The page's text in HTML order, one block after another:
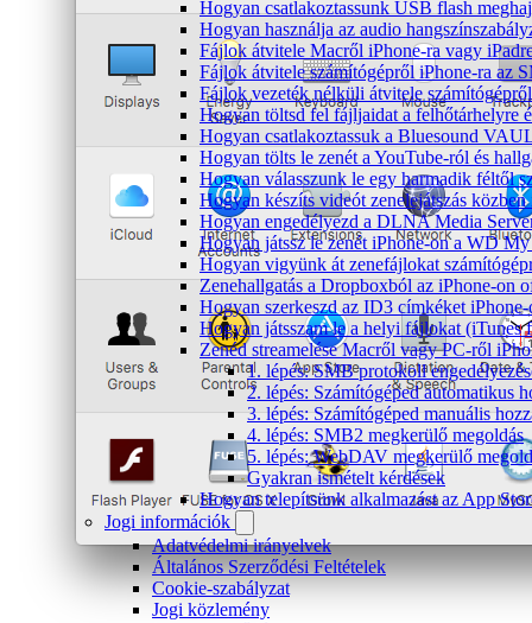
Hogyan csatlakoztassunk USB flash
Hogyan használja az audio
Fájlok átvitele Macről iPhone-ra vagy
Fájlok átvitele számítógépről iPhone-ra az
Fájlok vezeték nélküli átvitele
Hogyan töltsd fel fájljaidat a felhőtárhelyre
Hogyan csatlakoztassuk a Bluesound
Hogyan tölts le zenét a YouTube-ról és
Hogyan válasszunk le egy harmadik féltől
Hogyan készíts videót zenelejátszás közben
Hogyan engedélyezd a DLNA Media
Hogyan játssz le zenét iPhone-on a WD
Hogyan vigyünk át zenefájlokat
Zenehallgatás a Dropboxból az iPhone-on
Hogyan szerkeszd az ID3 címkéket
Hogyan játsszam le a helyi fájlokat (iTunes
Zenéd streamelése Macről vagy PC-ről
1. lépés: SMB protokoll
2. lépés: Számítógéped automatikus
3. lépés: Számítógéped manuális
4. lépés: SMB2 megkerülő megoldás
5. lépés: WebDAV megkerülő
Gyakran ismételt kérdések
Hogyan telepítsünk alkalmazást az App
Jogi információk
Adatvédelmi irányelvek
Általános Szerződési Feltételek
Cookie-szabályzat
Jogi közlemény